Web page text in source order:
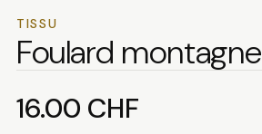
TISSU
Foulard montagne
16.00 CHF